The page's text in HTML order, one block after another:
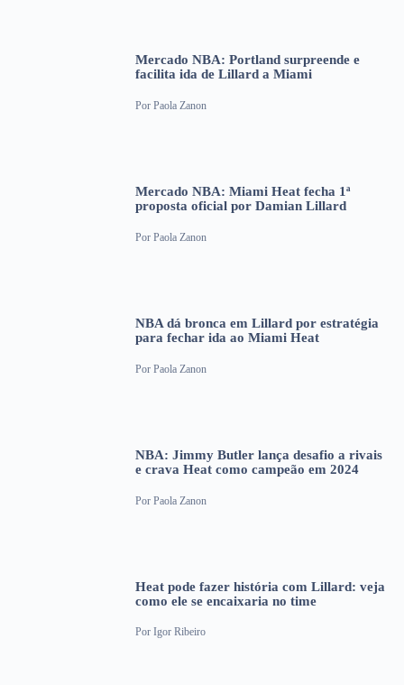
Mercado NBA: Portland surpreende e
facilita ida de Lillard a Miami
Por Paola Zanon
Mercado NBA: Miami Heat fecha 1ª
proposta oficial por Damian Lillard
Por Paola Zanon
NBA dá bronca em Lillard por estratégia
para fechar ida ao Miami Heat
Por Paola Zanon
NBA: Jimmy Butler lança desafio a rivais
e crava Heat como campeão em 2024
Por Paola Zanon
Heat pode fazer história com Lillard: veja
como ele se encaixaria no time
Por Igor Ribeiro